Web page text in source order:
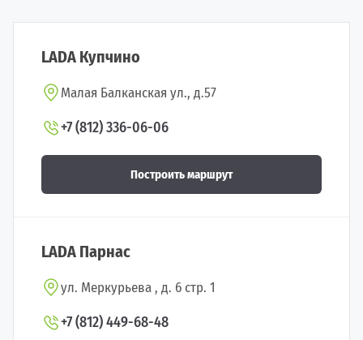
LADA Купчино
Малая Балканская ул., д.57
+7 (812) 336-06-06
Построить маршрут
LADA Парнас
ул. Меркурьева , д. 6 стр. 1
+7 (812) 449-68-48